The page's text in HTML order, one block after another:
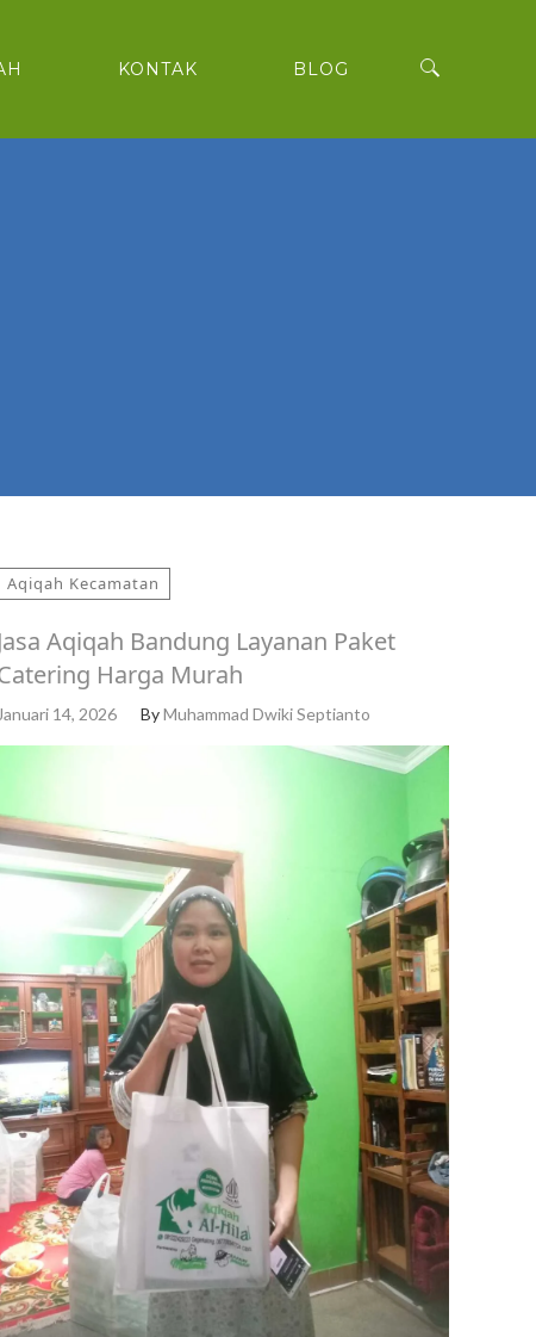
KONTAK BLOG
Aqiqah Kecamatan
Jasa Aqiqah Bandung Layanan Paket
Harga Murah
Januari 14, 2026 ByMuhammad Dwiki Septianto